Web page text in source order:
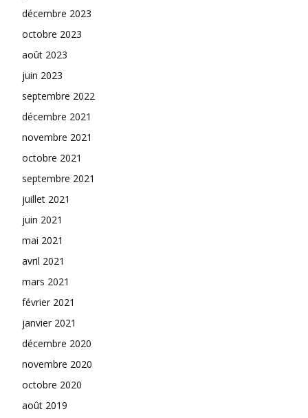
décembre 2023
octobre 2023
août 2023
juin 2023
septembre 2022
décembre 2021
novembre 2021
octobre 2021
septembre 2021
juillet 2021
juin 2021
mai 2021
avril 2021
mars 2021
février 2021
janvier 2021
décembre 2020
novembre 2020
octobre 2020
août 2019